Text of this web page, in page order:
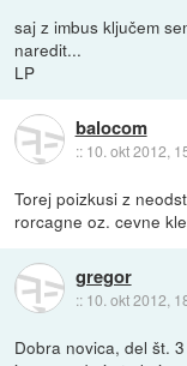
saj z imbus ključem
naredit...
LP
balocom
:: 10. okt 2012,
Torej poizkusi z
rorcagne oz. cevne
gregor
:: 10. okt 2012,
Dobra novica, del št.